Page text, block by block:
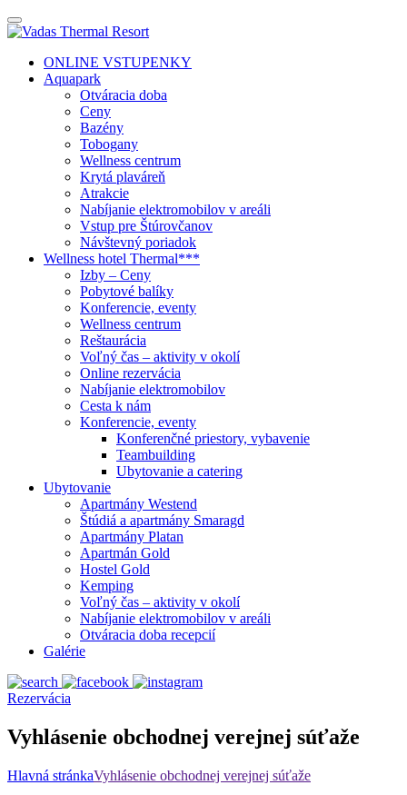
ONLINE VSTUPENKY
Aquapark
Otváracia doba
Ceny
Bazény
Tobogany
Wellness centrum
Krytá plaváreň
Atrakcie
Nabíjanie elektromobilov v areáli
Vstup pre Štúrovčanov
Návštevný poriadok
Wellness hotel Thermal***
Izby – Ceny
Pobytové balíky
Konferencie, eventy
Wellness centrum
Reštaurácia
Voľný čas – aktivity v okolí
Online rezervácia
Nabíjanie elektromobilov
Cesta k nám
Konferencie, eventy
Konferenčné priestory, vybavenie
Teambuilding
Ubytovanie a catering
Ubytovanie
Apartmány Westend
Štúdiá a apartmány Smaragd
Apartmány Platan
Apartmán Gold
Hostel Gold
Kemping
Voľný čas – aktivity v okolí
Nabíjanie elektromobilov v areáli
Otváracia doba recepcií
Galérie
Rezervácia
Vyhlásenie obchodnej verejnej súťaže
Hlavná stránkaVyhlásenie obchodnej verejnej súťaže